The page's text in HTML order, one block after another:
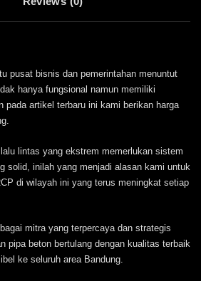
pusat bisnis dan pemerintahan menuntut
hanya fungsional namun memiliki
pada artikel terbaru ini kami berikan harga
lintas yang ekstrem memerlukan sistem
solid, inilah yang menjadi alasan kami untuk
di wilayah ini yang terus meningkat setiap
mitra yang terpercaya dan strategis
pipa beton bertulang dengan kualitas terbaik
ke seluruh area Bandung.